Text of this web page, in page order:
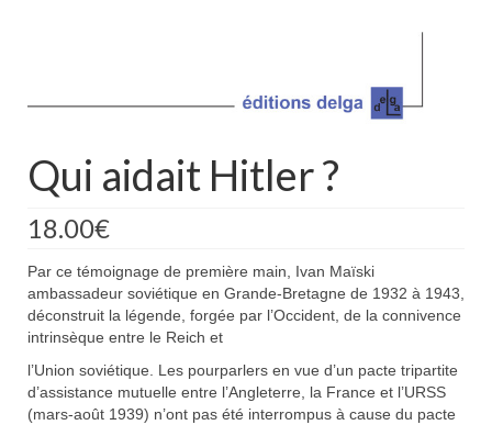
Qui aidait Hitler ?
18.00€
Par ce témoignage de première main, Ivan Maïski
ambassadeur soviétique en Grande-Bretagne de 1932 à 1943,
déconstruit la légende, forgée par l’Occident, de la connivence
intrinsèque entre le Reich et
l’Union soviétique. Les pourparlers en vue d’un pacte tripartite
d’assistance mutuelle entre l’Angleterre, la France et l’URSS
(mars-août 1939) n’ont pas été interrompus à cause du pacte